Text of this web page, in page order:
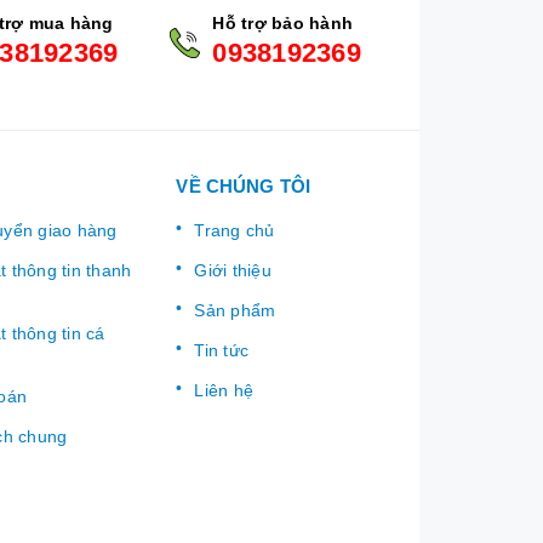
mua hàng Hỗ trợ bảo hành
0938192369
giao hàng
thông tin thanh
thông tin cá
chung
VỀ CHÚNG TÔI
Trang chủ
Giới thiệu
Sản phẩm
Tin tức
Liên hệ